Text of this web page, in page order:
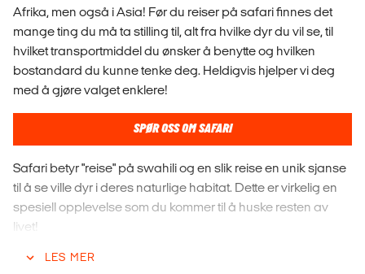
Afrika, men også i Asia! Før du reiser på safari finnes det
mange ting du må ta stilling til, alt fra hvilke dyr du vil se, til
hvilket transportmiddel du ønsker å benytte og hvilken
bostandard du kunne tenke deg. Heldigvis hjelper vi deg
med å gjøre valget enklere!
SPØR OSS OM SAFARI
Safari betyr "reise" på swahili og en slik reise en unik sjanse
til å se ville dyr i deres naturlige habitat. Dette er virkelig en
spesiell opplevelse som du kommer til å huske resten av
livet!
Når man hører ordet safari, går tankene som oftest rett til
LES MER